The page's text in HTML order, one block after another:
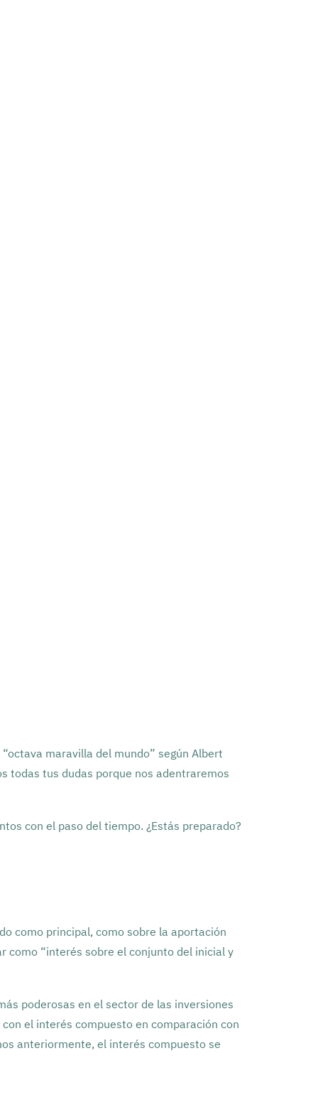
maravilla del mundo” según Albert
todas tus dudas porque nos adentraremos
con el paso del tiempo. ¿Estás preparado?
como principal, como sobre la aportación
como “interés sobre el conjunto del inicial y
poderosas en el sector de las inversiones
el interés compuesto en comparación con
anteriormente, el interés compuesto se